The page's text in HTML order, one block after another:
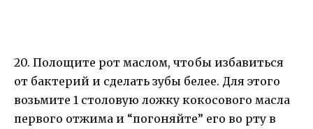
20. Полощите рот маслом, чтобы избавиться
от бактерий и сделать зубы белее. Для этого
возьмите 1 столовую ложку кокосового масла
первого отжима и “погоняйте” его во рту в